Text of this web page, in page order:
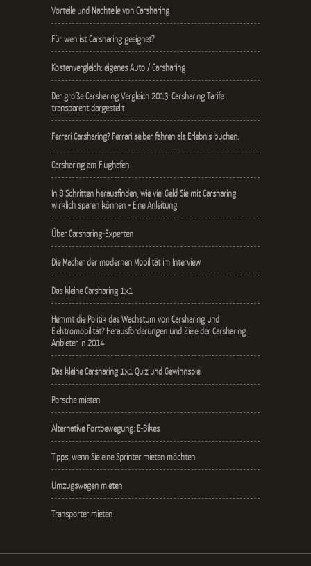
Vorteile und Nachteile von Carsharing
Für wen ist Carsharing geeignet?
Kostenvergleich: eigenes Auto / Carsharing
Der große Carsharing Vergleich 2013: Carsharing Tarife
transparent dargestellt
Ferrari Carsharing? Ferrari selber fahren als Erlebnis buchen.
Carsharing am Flughafen
In 8 Schritten herausfinden, wie viel Geld Sie mit Carsharing
wirklich sparen können - Eine Anleitung
Über Carsharing-Experten
Die Macher der modernen Mobilität im Interview
Das kleine Carsharing 1x1
Hemmt die Politik das Wachstum von Carsharing und
Elektromobilität? Herausforderungen und Ziele der Carsharing
Anbieter in 2014
Das kleine Carsharing 1x1 Quiz und Gewinnspiel
Porsche mieten
Alternative Fortbewegung: E-Bikes
Tipps, wenn Sie eine Sprinter mieten möchten
Umzugswagen mieten
Transporter mieten